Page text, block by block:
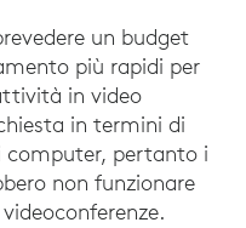
un budget
più rapidi per
in video
in termini di
computer, pertanto i
non funzionare